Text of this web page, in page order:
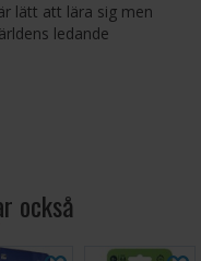
lätt att lära sig men
ledande
specialkorten mot
också